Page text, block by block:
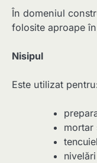
În domeniul
folosite aproape
Nisipul
Este utilizat
mortar